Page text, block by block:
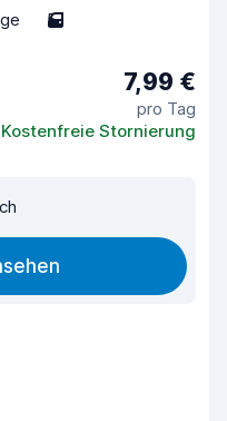
5
7,99 €
pro Tag
Kostenfreie Stornierung